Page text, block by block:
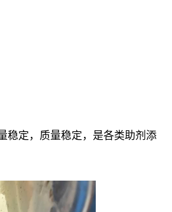
稳定，质量稳定，是各类助剂添